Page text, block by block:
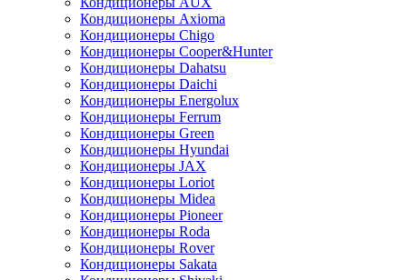
Кондиционеры Axioma
Кондиционеры Chigo
Кондиционеры Cooper&Hunter
Кондиционеры Dahatsu
Кондиционеры Daichi
Кондиционеры Energolux
Кондиционеры Ferrum
Кондиционеры Green
Кондиционеры Hyundai
Кондиционеры JAX
Кондиционеры Loriot
Кондиционеры Midea
Кондиционеры Pioneer
Кондиционеры Roda
Кондиционеры Rover
Кондиционеры Sakata